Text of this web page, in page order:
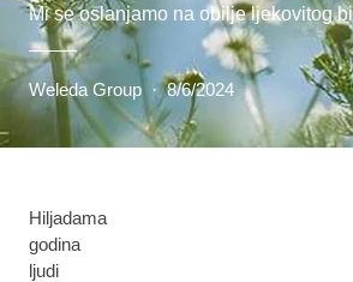
Mi se oslanjamo na obilje ljekovitog
Weleda Group · 8/6/2024
Hiljadama
godina
ljudi